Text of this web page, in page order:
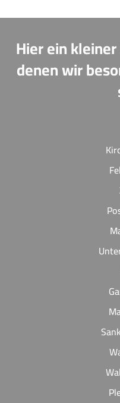
Hier ein
denen wir